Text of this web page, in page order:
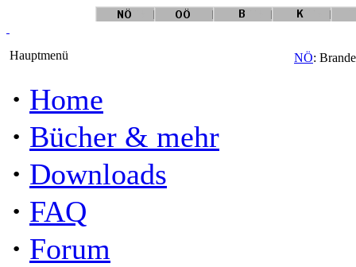
Hauptmenü
· Home
· Bücher & mehr
· Downloads
· FAQ
· Forum
NÖ: